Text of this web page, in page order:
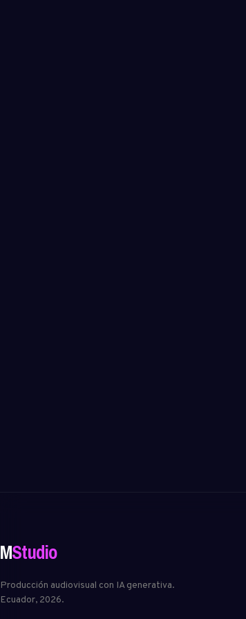
MStudio
Producción audiovisual con IA generativa.
Ecuador, 2026.